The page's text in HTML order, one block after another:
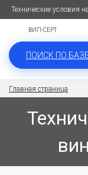
Технические условия
ВИП-СЕРТ
ПОИСК ПО
Главная страница